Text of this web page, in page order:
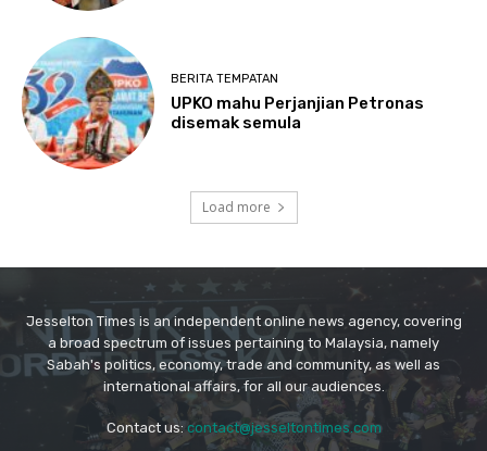
Jesselton Times is an independent online news agency, covering
a broad spectrum of issues pertaining to Malaysia, namely
Sabah's politics, economy, trade and community, as well as
international affairs, for all our audiences.
Contact us: contact@jesseltontimes.com